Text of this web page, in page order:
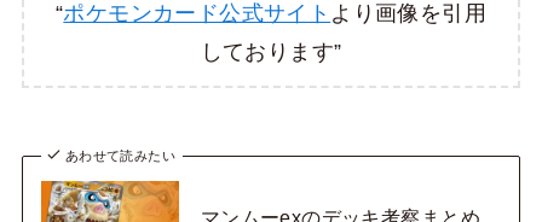
“ポケモンカード公式サイト より画像を引用
しております”
あわせて読みたい
マンムーexのデッキ考察まとめ